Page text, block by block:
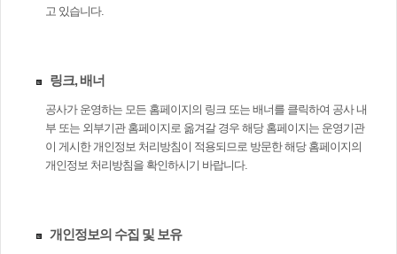
고 있습니다.
링크, 배너
공사가 운영하는 모든 홈페이지의 링크 또는 배너를 클릭하여 공사 내
부 또는 외부기관 홈페이지로 옮겨갈 경우 해당 홈페이지는 운영기관
이 게시한 개인정보 처리방침이 적용되므로 방문한 해당 홈페이지의
개인정보 처리방침을 확인하시기 바랍니다.
개인정보의 수집 및 보유